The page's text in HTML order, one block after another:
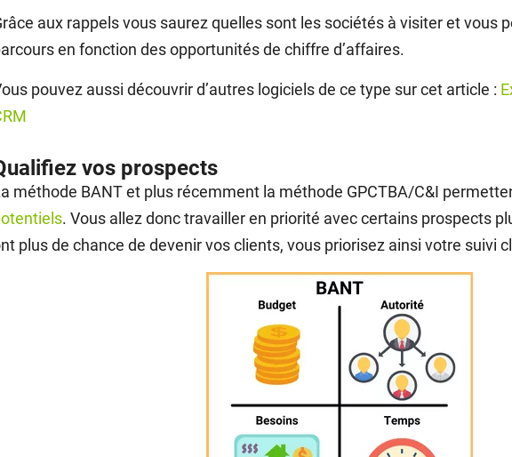
aux rappels vous saurez quelles sont les sociétés à visiter et vous
en fonction des opportunités de chiffre d’affaires.
pouvez aussi découvrir d’autres logiciels de ce type sur cet article :
vos prospects
méthode BANT et plus récemment la méthode GPCTBA/C&I
. Vous allez donc travailler en priorité avec certains prospects
plus de chance de devenir vos clients, vous priorisez ainsi votre suivi